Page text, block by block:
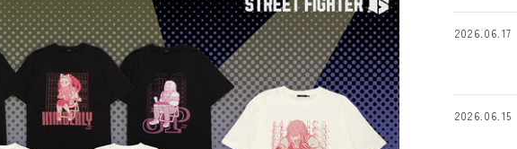
2026.06.17
2026.06.15